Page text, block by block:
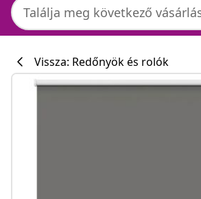
Vissza: Redőnyök és rolók